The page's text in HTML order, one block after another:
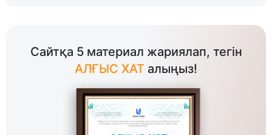
Сайтқа 5 материал жариялап, тегін
АЛҒЫС ХАТ алыңыз!